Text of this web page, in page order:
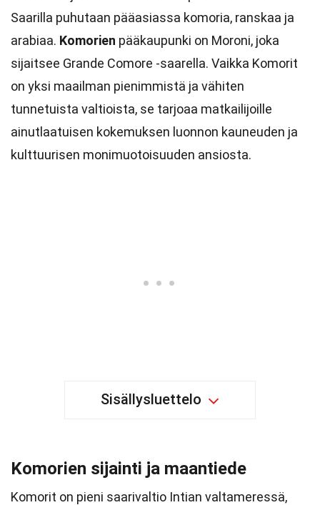
Saarilla puhutaan pääasiassa komoria, ranskaa ja
arabiaa. Komorien pääkaupunki on Moroni, joka
sijaitsee Grande Comore -saarella. Vaikka Komorit
on yksi maailman pienimmistä ja vähiten
tunnetuista valtioista, se tarjoaa matkailijoille
ainutlaatuisen kokemuksen luonnon kauneuden ja
kulttuurisen monimuotoisuuden ansiosta.
Sisällysluettelo
Komorien sijainti ja maantiede
Komorit on pieni saarivaltio Intian valtameressä,